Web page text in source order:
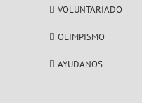
VOLUNTARIADO
OLIMPISMO
AYUDANOS